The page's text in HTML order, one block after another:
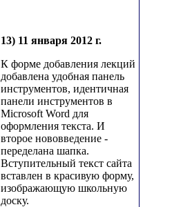
13) 11 января 2012 г.
К форме добавления лекций
добавлена удобная панель
инструментов, идентичная
панели инструментов в
Microsoft Word для
оформления текста. И
второе нововведение -
переделана шапка.
Вступительный текст сайта
вставлен в красивую форму,
изображающую школьную
доску.